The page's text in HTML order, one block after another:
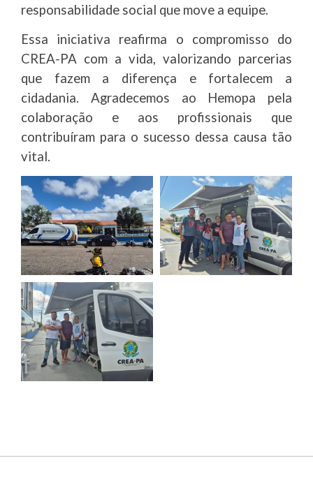
responsabilidade social que move a equipe.
Essa iniciativa reafirma o compromisso do
CREA-PA com a vida, valorizando parcerias
que fazem a diferença e fortalecem a
cidadania. Agradecemos ao Hemopa pela
colaboração e aos profissionais que
contribuíram para o sucesso dessa causa tão
vital.